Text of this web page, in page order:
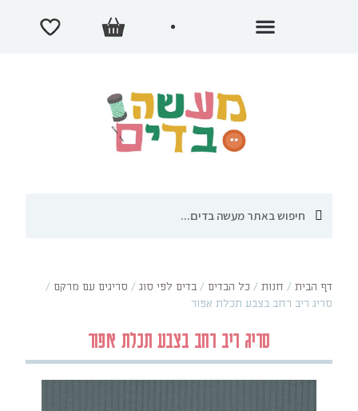
דף הבית / חנות / כל הבדים /בדים לפי סוג / סריגים עם מרקם /
סריג ריב רחב בצבע תכלת אפור
סריג ריב רחב בצבע תכלת אפור